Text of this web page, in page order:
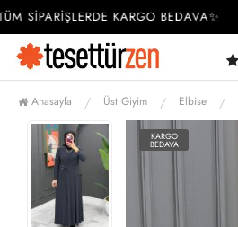
SİPARİŞLERDE KARGO BEDAVA✨
Anasayfa Üst Giyim Elbise
KARGO
BEDAVA